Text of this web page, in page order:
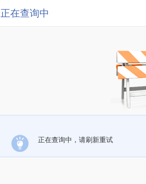
正在查询中
正在查询中，请刷新重试